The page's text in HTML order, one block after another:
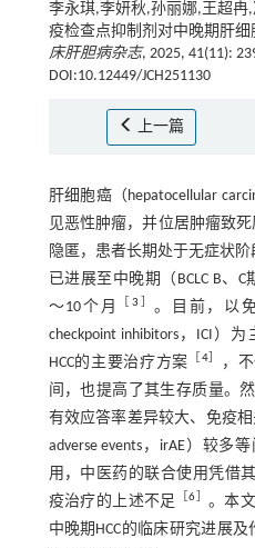
李永琪,李妍秋,孙丽娜,王超冉
疫检查点抑制剂对中晚期肝细
床肝胆病杂志, 2025, 41(11):
DOI:10.12449/JCH251130
上一篇
肝细胞癌（hepatocellular
见恶性肿瘤，并位居肿瘤致
隐匿，患者长期处于无症状
已进展至中晚期（BCLC B、C
～10个月
3
。目前，以
checkpoint inhibitors，ICI）
HCC的主要治疗方案
4］
，
间，也提高了其生存质量。
有效应答率差异较大、免疫
adverse events，irAE）较多
用，中医药的联合使用凭借
疫治疗的上述不足
［6
。本
中晚期HCC的临床研究进展